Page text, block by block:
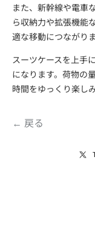
また、新幹線や電車
ら収納力や拡張機能
適な移動につながりま
スーツケースを上手
になります。荷物の
時間をゆっくり楽し
← 戻る